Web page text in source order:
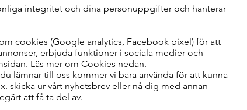
integritet och dina personuppgifter och hanterar
cookies (Google analytics, Facebook pixel) för att
erbjuda funktioner i sociala medier och
Läs mer om Cookies nedan.
lämnar till oss kommer vi bara använda för att kunna
skicka ur vårt nyhetsbrev eller nå dig med annan
att få ta del av.